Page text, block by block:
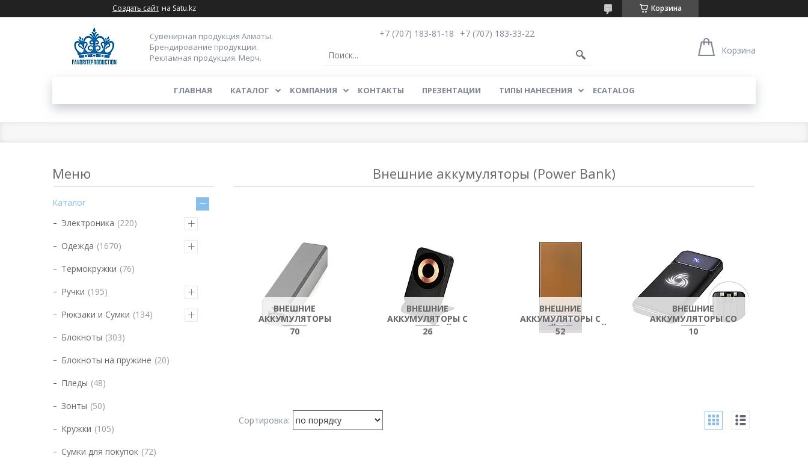
Создать сайт на Satu.kz Корзина
Сувенирная продукция Алматы.
Брендирование продукции.
Рекламная продукция. Мерч.
+7 (707) 183-81-18
+7 (707) 183-33-22
Корзина
ГЛАВНАЯ КАТАЛОГ КОМПАНИЯ КОНТАКТЫ ПРЕЗЕНТАЦИИ ТИПЫ НАНЕСЕНИЯ ECATALOG
Внешние аккумуляторы (Power Bank)
ВНЕШНИЕ
АККУМУЛЯТОРЫ
70
ВНЕШНИЕ
АККУМУЛЯТОРЫ С
ФУНКЦИЕЙ
26
ВНЕШНИЕ
АККУМУЛЯТОРЫ С
БЫСТРОЙ ЗАРЯДКОЙ
52
ВНЕШНИЕ
АККУМУЛЯТОРЫ СО
ВСТРОЕННЫМИ
10
Каталог
Электроника 220
Одежда 1670
Термокружки 76
Ручки 195
Рюкзаки и Сумки 134
Блокноты 303
Блокноты на пружине 20
Пледы 48
Зонты 50
Кружки 105
Сумки для покупок 72